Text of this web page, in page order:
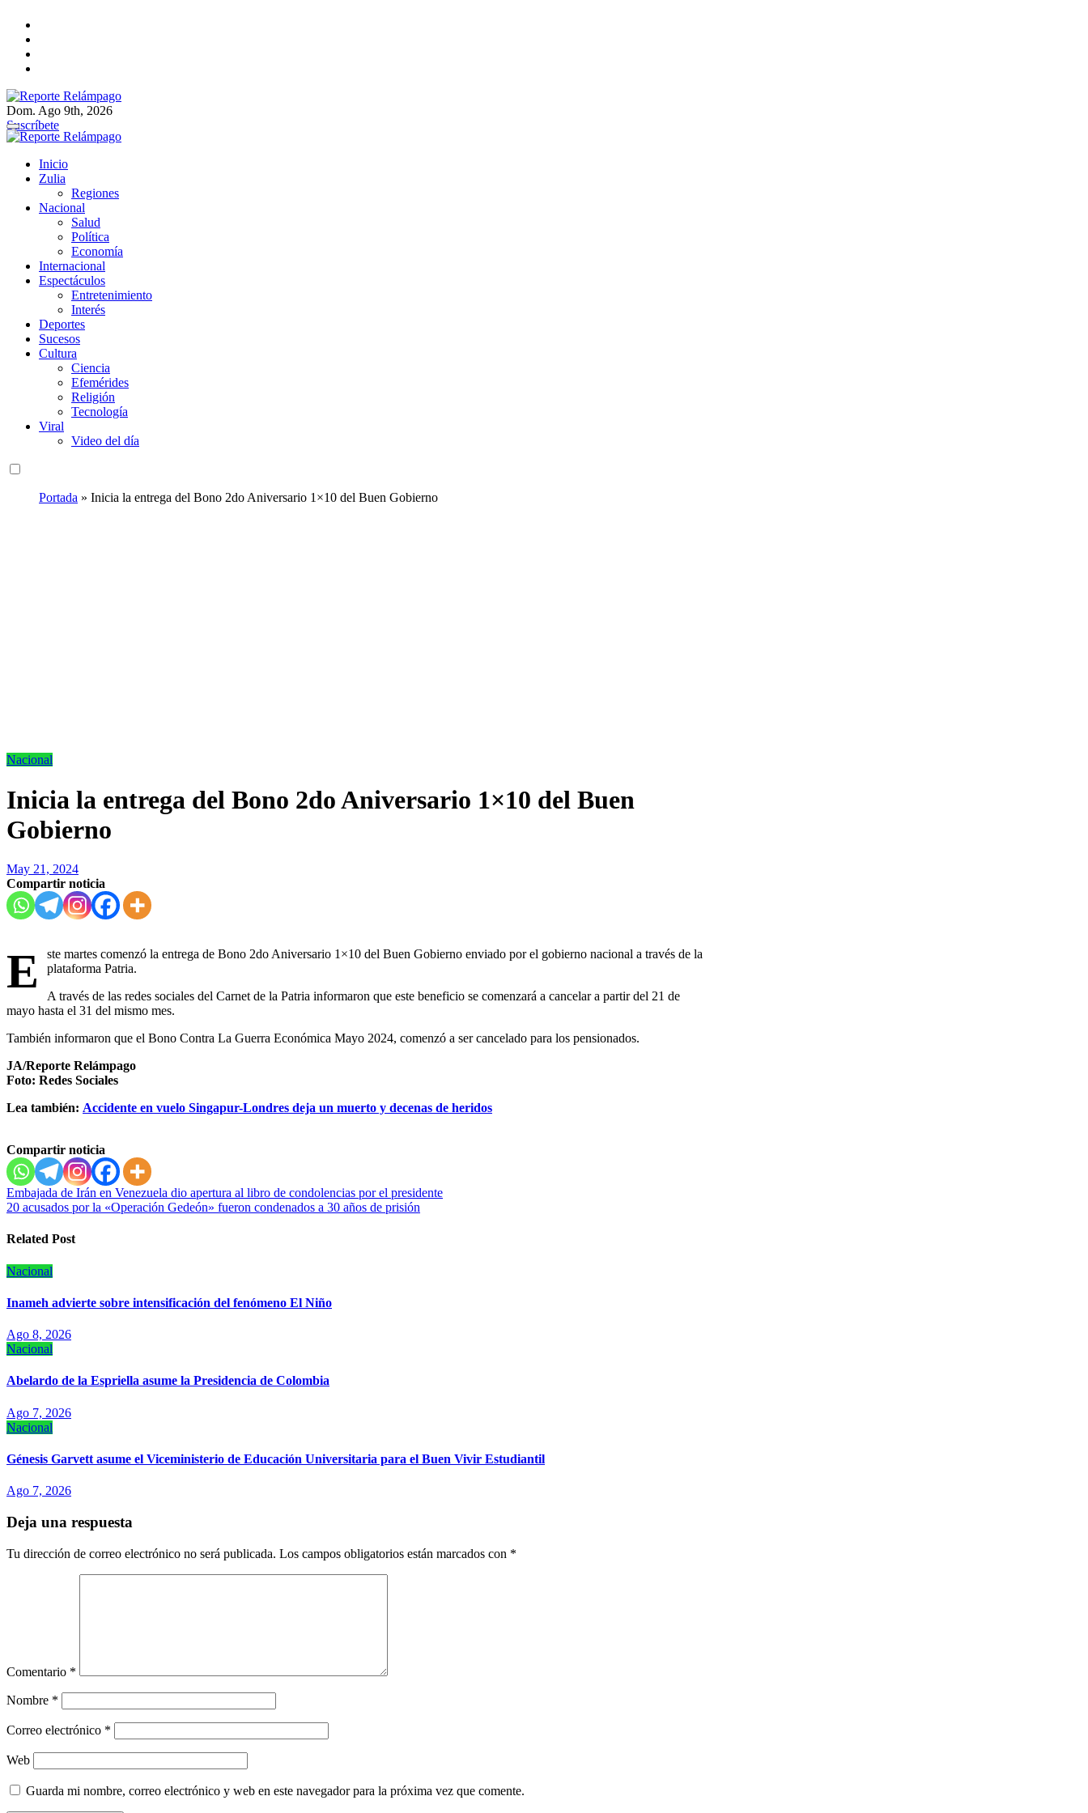
contenido
Reporte Relámpago
Claridad y rigor en cada noticia
Dom. Ago 9th, 2026
Suscríbete
Reporte Relámpago
Claridad y rigor en cada noticia
Inicio
Zulia
Regiones
Nacional
Salud
Política
Economía
Internacional
Espectáculos
Entretenimiento
Interés
Deportes
Sucesos
Cultura
Ciencia
Efemérides
Religión
Tecnología
Viral
Video del día
Portada » Inicia la entrega del Bono 2do Aniversario 1×10 del Buen Gobierno
Nacional
Inicia la entrega del Bono 2do Aniversario 1×10 del Buen
Gobierno
May 21, 2024
Compartir noticia
E
ste martes comenzó la entrega de Bono 2do Aniversario 1×10 del Buen Gobierno enviado por el gobierno nacional a través de la
plataforma Patria.
A través de las redes sociales del Carnet de la Patria informaron que este beneficio se comenzará a cancelar a partir del 21 de
mayo hasta el 31 del mismo mes.
También informaron que el Bono Contra La Guerra Económica Mayo 2024, comenzó a ser cancelado para los pensionados.
JA/Reporte Relámpago
Foto: Redes Sociales
Lea también: Accidente en vuelo Singapur-Londres deja un muerto y decenas de heridos
Compartir noticia
Navegación
de
entradas
Embajada de Irán en Venezuela dio apertura al libro de condolencias por el presidente
20 acusados por la «Operación Gedeón» fueron condenados a 30 años de prisión
Related Post
Nacional
Inameh advierte sobre intensificación del fenómeno El Niño
Ago 8, 2026
Nacional
Abelardo de la Espriella asume la Presidencia de Colombia
Ago 7, 2026
Nacional
Génesis Garvett asume el Viceministerio de Educación Universitaria para el Buen Vivir Estudiantil
Ago 7, 2026
Deja una respuesta
Tu dirección de correo electrónico no será publicada. Los campos obligatorios están marcados con *
Comentario *
Nombre *
Correo electrónico *
Web
Guarda mi nombre, correo electrónico y web en este navegador para la próxima vez que comente.